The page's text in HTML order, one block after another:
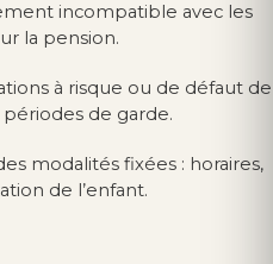
incompatible avec les
la pension.
à risque ou de défaut de
de garde.
modalités fixées : horaires,
de l’enfant.